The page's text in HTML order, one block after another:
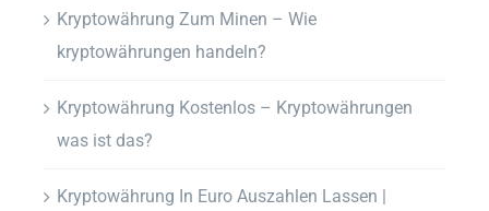
Kryptowährung Zum Minen – Wie
kryptowährungen handeln?
Kryptowährung Kostenlos – Kryptowährungen
was ist das?
Kryptowährung In Euro Auszahlen Lassen |